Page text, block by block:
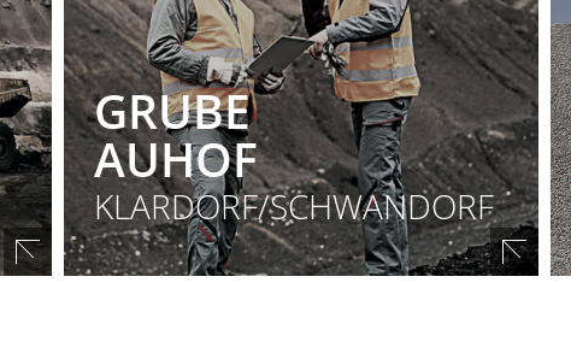
GRUBE
AUHOF
KLARDORF/SCHWANDORF